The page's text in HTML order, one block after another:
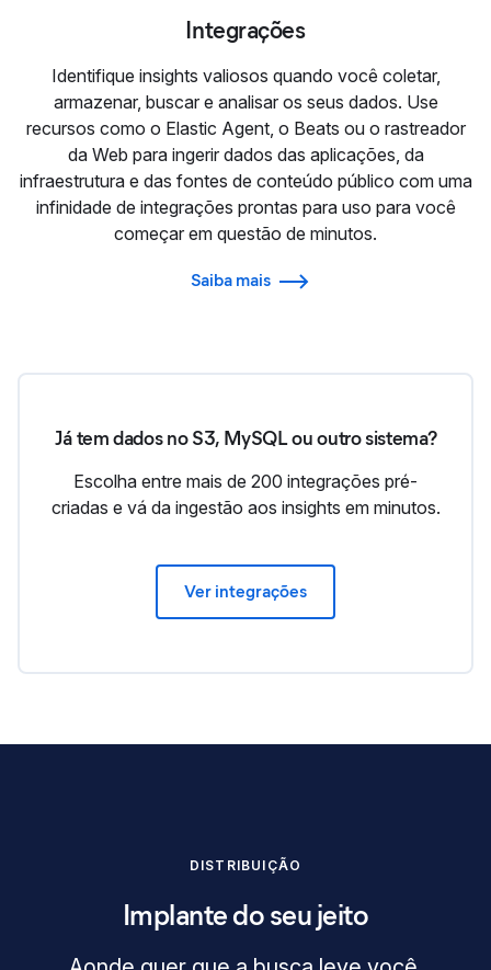
Integrações
Identifique insights valiosos quando você coletar,
armazenar, buscar e analisar os seus dados. Use
recursos como o Elastic Agent, o Beats ou o rastreador
da Web para ingerir dados das aplicações, da
infraestrutura e das fontes de conteúdo público com uma
infinidade de integrações prontas para uso para você
começar em questão de minutos.
Saiba mais
Já tem dados no S3, MySQL ou outro sistema?
Escolha entre mais de 200 integrações pré-
criadas e vá da ingestão aos insights em minutos.
Ver integrações
DISTRIBUIÇÃO
Implante do seu jeito